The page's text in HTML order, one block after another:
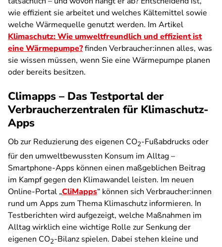
wie effizient sie arbeitet und welches Kältemittel sowie
welche Wärmequelle genutzt werden. Im Artikel
Klimaschutz: Wie umweltfreundlich und effizient ist
eine Wärmepumpe?finden Verbraucher:innen alles, was
sie wissen müssen, wenn Sie eine Wärmepumpe planen
oder bereits besitzen.
Climapps – Das Testportal der
Verbraucherzentralen für Klimaschutz-
Apps
Ob zur Reduzierung des eigenen CO2-Fußabdrucks oder
für den umweltbewussten Konsum im Alltag –
Smartphone-Apps können einen maßgeblichen Beitrag
im Kampf gegen den Klimawandel leisten. Im neuen
Online-Portal „CliMapps“ können sich Verbraucher:innen
rund um Apps zum Thema Klimaschutz informieren. In
Testberichten wird aufgezeigt, welche Maßnahmen im
Alltag wirklich eine wichtige Rolle zur Senkung der
eigenen CO2-Bilanz spielen. Dabei stehen kleine und